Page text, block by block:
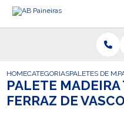
HOMECATEGORIASPALETES DE
PALETE
FERRAZ DE